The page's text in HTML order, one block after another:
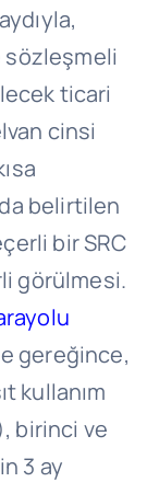
ticari
cinsi
belirtilen
bir SRC
görülmesi.
gereğince,
kullanım
birinci ve
3 ay